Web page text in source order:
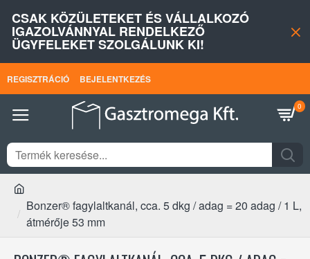
CSAK KÖZÜLETEKET ÉS VÁLLALKOZÓ
IGAZOLVÁNNYAL RENDELKEZŐ
ÜGYFELEKET SZOLGÁLUNK KI!
REGISZTRÁCIÓ BEJELENTKEZÉS
0
Bonzer® fagylaltkanál, cca. 5 dkg / adag = 20 adag / 1 L,
átmérője 53 mm